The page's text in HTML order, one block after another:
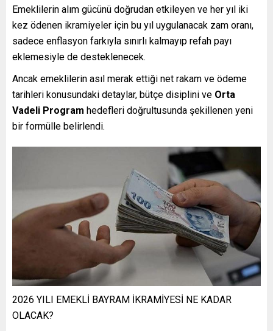
Emeklilerin alım gücünü doğrudan etkileyen ve her yıl iki
kez ödenen ikramiyeler için bu yıl uygulanacak zam oranı,
sadece enflasyon farkıyla sınırlı kalmayıp refah payı
eklemesiyle de desteklenecek.
Ancak emeklilerin asıl merak ettiği net rakam ve ödeme
tarihleri konusundaki detaylar, bütçe disiplini ve Orta
Vadeli Program hedefleri doğrultusunda şekillenen yeni
bir formülle belirlendi.
2026 YILI EMEKLİ BAYRAM İKRAMİYESİ NE KADAR
OLACAK?